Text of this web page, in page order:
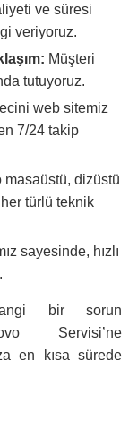
ve süresi
veriyoruz.
Müşteri
tutuyoruz.
web sitemiz
7/24 takip
masaüstü, dizüstü
türlü teknik
sayesinde, hızlı
bir sorun
Servisi’ne
en kısa sürede